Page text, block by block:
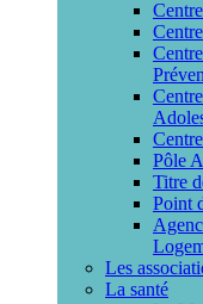
Pôle
Titre
Point
Les
La santé